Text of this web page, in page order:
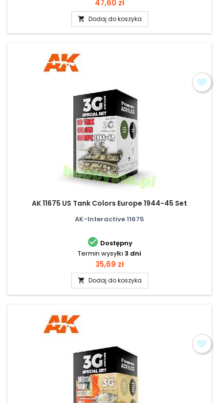
Cena
47,60 zł
 Dodaj do koszyka
AK 11675 US Tank Colors Europe 1944-45 Set
AK-Interactive 11675
 Dostępny
Termin wysyłki 3 dni
Cena
35,69 zł
 Dodaj do koszyka